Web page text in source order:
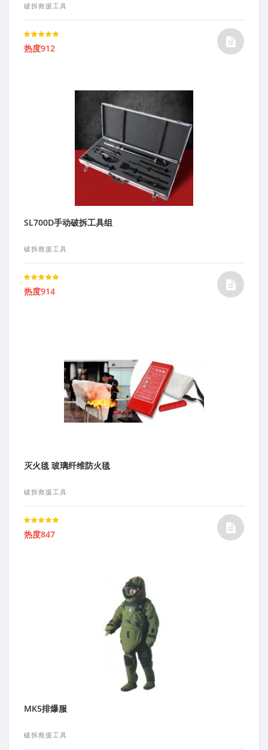
破拆救援工具
Rated
5.00out of 5
热度912
SL700D手动破拆工具组
破拆救援工具
Rated
5.00out of 5
热度914
灭火毯 玻璃纤维防火毯
破拆救援工具
Rated
5.00out of 5
热度847
MK5排爆服
破拆救援工具